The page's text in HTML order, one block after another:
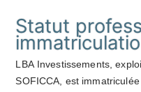
Statut
LBA Investissements,
SOFICCA, est